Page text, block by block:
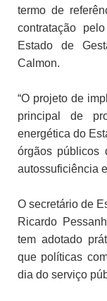
termo de
contratação
Estado de
Calmon.
“O projeto de
principal de
energética do
órgãos públicos
autossuficiência
O secretário de
Ricardo
tem adotado
que políticas
dia do serviço